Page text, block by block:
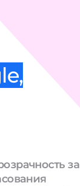
за